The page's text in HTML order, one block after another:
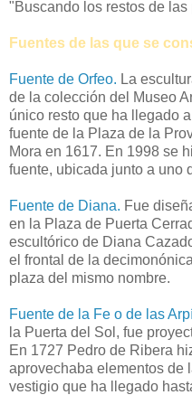
"Buscando los restos de
Fuentes de las que se
Fuente de Orfeo. La
de la colección del Museo
único resto que ha llegado
fuente de la Plaza de la
Mora en 1617. En 1998 se
fuente, ubicada junto a uno
Fuente de Diana. Fue
en la Plaza de Puerta
escultórico de Diana
el frontal de la
plaza del mismo nombre.
Fuente de la Fe o de las
la Puerta del Sol, fue
En 1727 Pedro de Ribera
aprovechaba elementos de
vestigio que ha llegado